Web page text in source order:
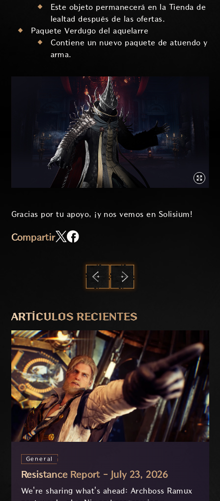
Este objeto permanecerá en la Tienda de
lealtad después de las ofertas.
Paquete Verdugo del aquelarre
Contiene un nuevo paquete de atuendo y
arma.
Gracias por tu apoyo, ¡y nos vemos en Solisium!
Compartir
ARTÍCULOS RECIENTES
General
Resistance Report - July 23, 2026
We're sharing what's ahead: Archboss Ramux